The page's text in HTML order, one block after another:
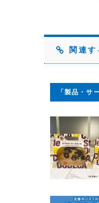
関連す
「製品・サ